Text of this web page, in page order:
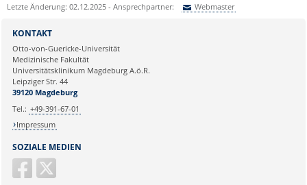
Letzte Änderung: 02.12.2025 - Ansprechpartner: Webmaster
Ihre E-Mailadresse:
Ihr Anliegen:
SOZIALE MEDIEN
KONTAKT
Otto-von-Guericke-Universität
Medizinische Fakultät
Universitätsklinikum Magdeburg A.ö.R.
Leipziger Str. 44
39120 Magdeburg
Tel.: +49-391-67-01
Impressum